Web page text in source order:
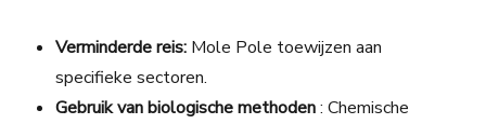
Verminderde reis: Mole Pole toewijzen aan
specifieke sectoren.
Gebruik van biologische methoden: Chemische